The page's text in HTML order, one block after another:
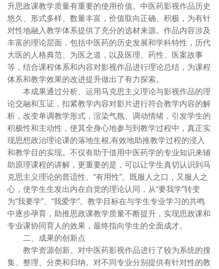
升思政课教学质量有重要的使用价值。中医药影视作品历史
悠久、形式多样、数量丰富，价值取向正确、积极，为有针
对性地融入教学体系提供了充分的选材来源。作品内容涉及
丰富的理论层面，包括中医药的历史发展和学科特性，历代
大医的人格典范、为医之道，以及医理、药性、医案故事
等，结合课程体系和内容对影视作品进行理论总结，为课程
体系和教学效果的改进提升做出了有力探索。
本成果通过分析、运用马克思主义理论与影视作品的理
论交融和互证，扣紧教学内容对影片进行符合教学内容的解
析，改变单调教学形式，渲染气氛、调动情绪，引发学生的
积极性和主动性，使其全身心地参与到教学过程中，真正实
现思想政治理论课的落地生根,有效地助推教学过程的浸入
和教学目的实现。不仅有助于借用中医药学的专业知识来辅
助原理课程的讲解，更重要的是，可以让学生真切认识到马
克思主义理论的普适性、“有用性”。既服人之口，又服人之
心，使学生生发出内在自觉的理论认同，从“要我学”转变
为“我要学”、“我爱学”。教学目标在与学生专业学习的共鸣
中逐步孕育，助推思政课教学质量不断提升，实现思政课和
专业课协同育人的效果，最终指向学生的全面成才。
二、成果的创新点
教学资源创新。对中医药影视作品进行了较为系统的搜
集、整理、分类和归纳。对不同专业分别提供有针对性的教